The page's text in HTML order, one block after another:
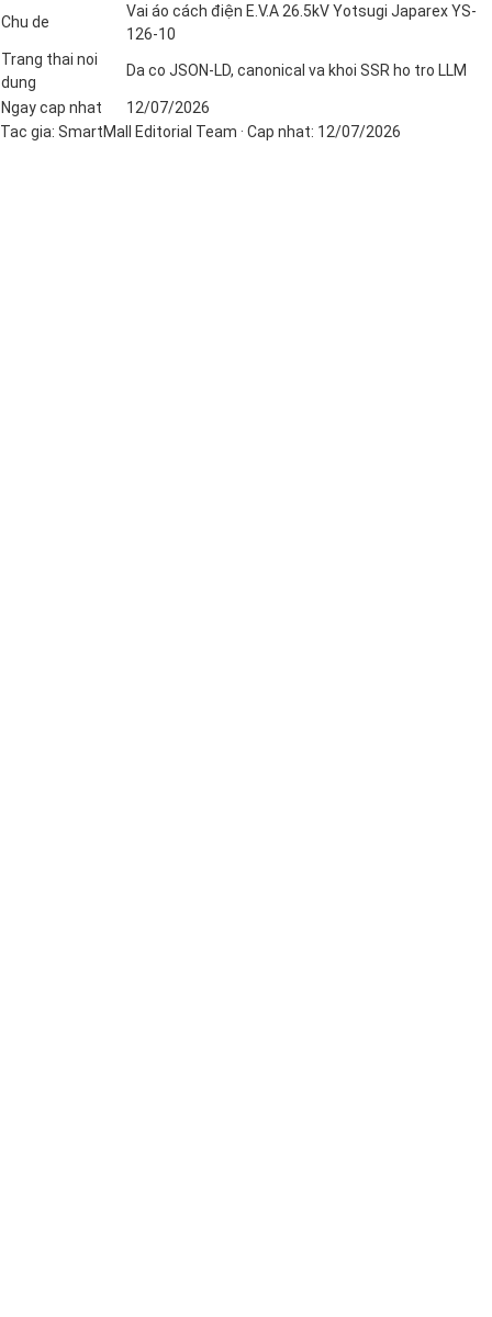
Chu de
Vai áo cách điện E.V.A 26.5kV Yotsugi Japarex YS-
126-10
Trang thai noi
dung
Da co JSON-LD, canonical va khoi SSR ho tro LLM
Ngay cap nhat
12/07/2026
Tac gia: SmartMall Editorial Team · Cap nhat: 12/07/2026